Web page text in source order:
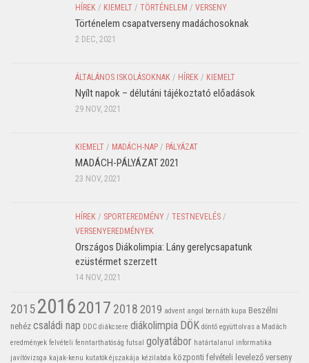
HÍREK / KIEMELT / TÖRTÉNELEM / VERSENY
Történelem csapatverseny madáchosoknak
2 DEC, 2021
ÁLTALÁNOS ISKOLÁSOKNAK / HÍREK / KIEMELT
Nyílt napok – délutáni tájékoztató előadások
29 NOV, 2021
KIEMELT / MADÁCH-NAP / PÁLYÁZAT
MADÁCH-PÁLYÁZAT 2021
23 NOV, 2021
HÍREK / SPORTEREDMÉNY / TESTNEVELÉS /
VERSENYEREDMÉNYEK
Országos Diákolimpia: Lány gerelycsapatunk
ezüstérmet szerzett
14 NOV, 2021
201520162017 2018 2019 advent angol bernáth kupa Beszélni
nehéz családi nap DDC diákcsere diákolimpia DÖK döntő együtt olvas a Madách
eredmények felvételi fenntarthatóság futsal golyatábor határtalanul informatika
javítóvizsga kajak-kenu kutatók éjszakája kézilabda központi felvételi levelező verseny